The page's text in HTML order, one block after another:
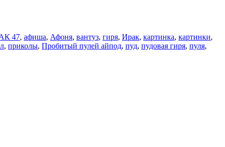
47, афиша, Афоня, вантуз, гиря, Ирак, картинка, картинки,
, приколы, Пробитый пулей айпод, пуд, пудовая гиря, пуля,